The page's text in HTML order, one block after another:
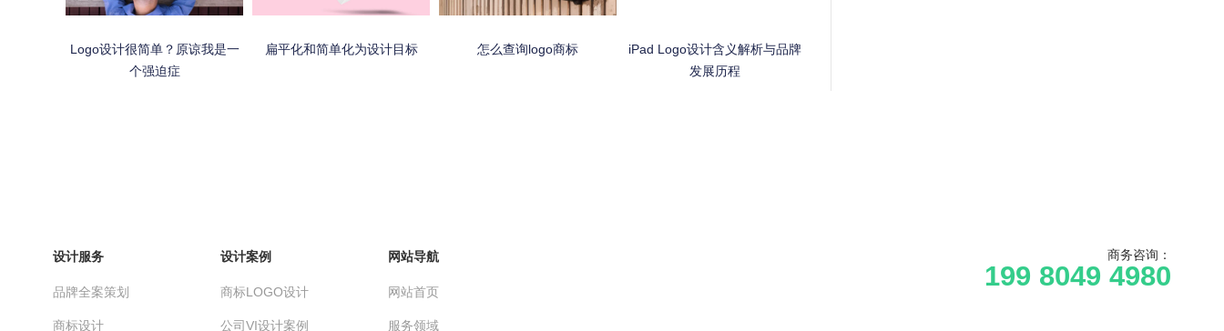
Logo设计很简单？原谅我是一
个强迫症
扁平化和简单化为设计目标 怎么查询logo商标
iPad Logo设计含义解析与品牌
发展历程
设计服务
品牌全案策划
商标设计
设计案例
商标LOGO设计
公司VI设计案例
网站导航
网站首页
服务领域
商务咨询：
199 8049 4980